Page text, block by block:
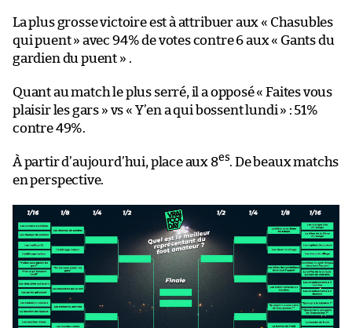
La plus grosse victoire est à attribuer aux « Chasubles
qui puent » avec 94% de votes contre 6 aux « Gants du
gardien du puent » .
Quant au match le plus serré, il a opposé « Faites vous
plaisir les gars » vs « Y’en a qui bossent lundi » : 51%
contre 49%.
À partir d’aujourd’hui, place aux 8es. De beaux matchs
en perspective.